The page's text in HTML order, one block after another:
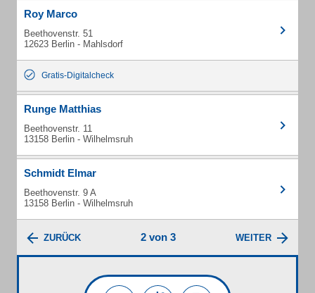
Roy Marco
Beethovenstr. 51
12623 Berlin - Mahlsdorf
Gratis-Digitalcheck
Runge Matthias
Beethovenstr. 11
13158 Berlin - Wilhelmsruh
Schmidt Elmar
Beethovenstr. 9 A
13158 Berlin - Wilhelmsruh
ZURÜCK 2 von 3 WEITER